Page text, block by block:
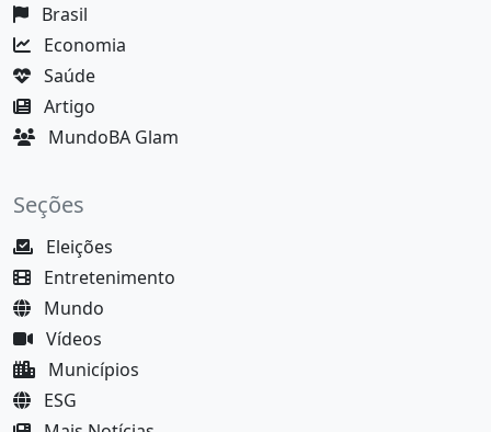
Brasil
Economia
Saúde
Artigo
MundoBA Glam
Seções
Eleições
Entretenimento
Mundo
Vídeos
Municípios
ESG